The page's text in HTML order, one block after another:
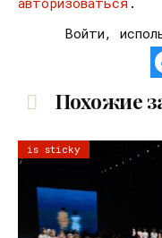
Войти,
Похожие
is sticky